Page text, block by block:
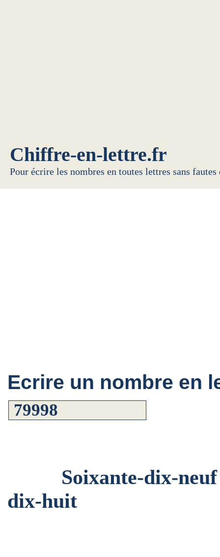
Chiffre-en-lettre.fr
Pour écrire les nombres en toutes lettres sans
Ecrire un nombre en
Soixante-dix-neuf
dix-huit